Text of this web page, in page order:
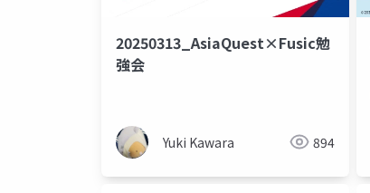
20250313_AsiaQuest×Fusic勉
強会
Yuki Kawara 894